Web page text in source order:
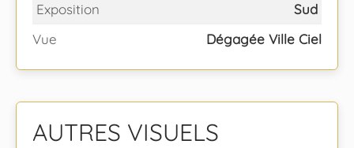
Exposition
Sud
Vue
Dégagée Ville Ciel
AUTRES VISUELS